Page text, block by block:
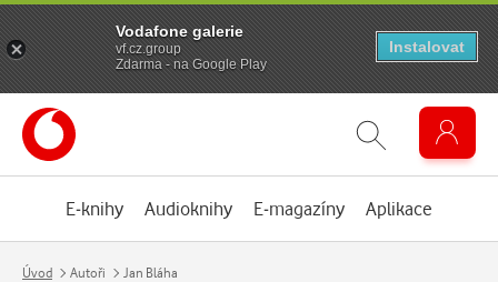
E-knihy Audioknihy E-magazíny Aplikace
Úvod Autoři Jan Bláha
Vodafone galerie
vf.cz.group
Zdarma - na Google Play
Instalovat